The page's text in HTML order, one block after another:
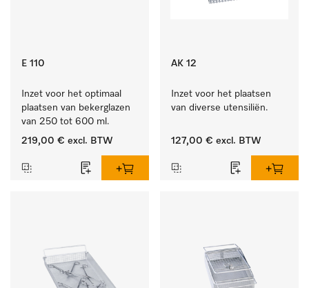
E 110
Inzet voor het optimaal
plaatsen van bekerglazen
van 250 tot 600 ml.
219,00 € excl. BTW
AK 12
Inzet voor het plaatsen
van diverse utensiliën.
127,00 € excl. BTW